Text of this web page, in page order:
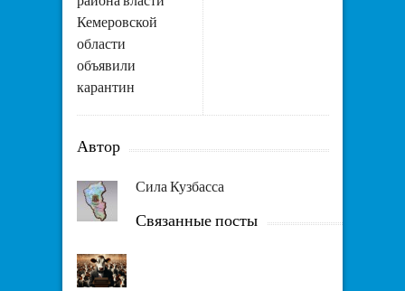
Кемеровской
области
объявили
карантин
Автор
Сила Кузбасса
Связанные посты